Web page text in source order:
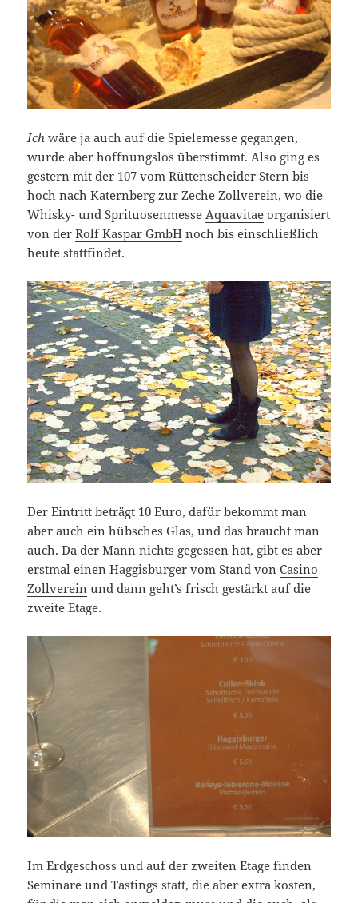
Ich wäre ja auch auf die Spielemesse gegangen,
wurde aber hoffnungslos überstimmt. Also ging es
gestern mit der 107 vom Rüttenscheider Stern bis
hoch nach Katernberg zur Zeche Zollverein, wo die
Whisky- und SprituosenmesseAquavitae organisiert
von derRolf Kaspar GmbH noch bis einschließlich
heute stattfindet.
Der Eintritt beträgt 10 Euro, dafür bekommt man
aber auch ein hübsches Glas, und das braucht man
auch. Da der Mann nichts gegessen hat, gibt es aber
erstmal einen Haggisburger vom Stand vonCasino
Zollverein und dann geht’s frisch gestärkt auf die
zweite Etage.
Im Erdgeschoss und auf der zweiten Etage finden
Seminare und Tastings statt, die aber extra kosten,